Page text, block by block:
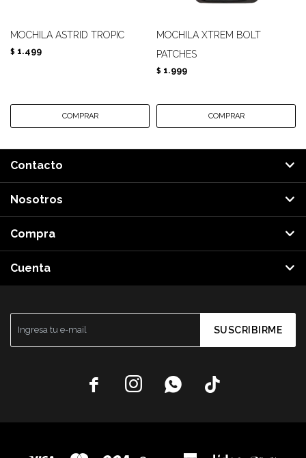
MOCHILA ASTRID TROPIC
$ 1.499
MOCHILA XTREM BOLT
PATCHES
$ 1.999
SUSCRIBIRME
   
Contacto
Nosotros
Compra
Cuenta